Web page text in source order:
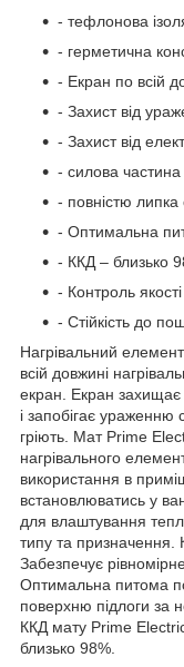
- тефлонова
- герметична
- Екран по всій
- Захист від
- Захист від
- силова
- повністю липка
- Оптимальна
- ККД – близько
- Контроль
- Стійкість до
Нагрівальний
всій довжині
екран. Екран захищає
і запобігає
гріють. Мат Prime
нагрівального
використання в
встановлюватись у
для влаштування
типу та призначення.
Забезпечує
Оптимальна питома
поверхню підлоги за
ККД мату Prime
близько 98%.